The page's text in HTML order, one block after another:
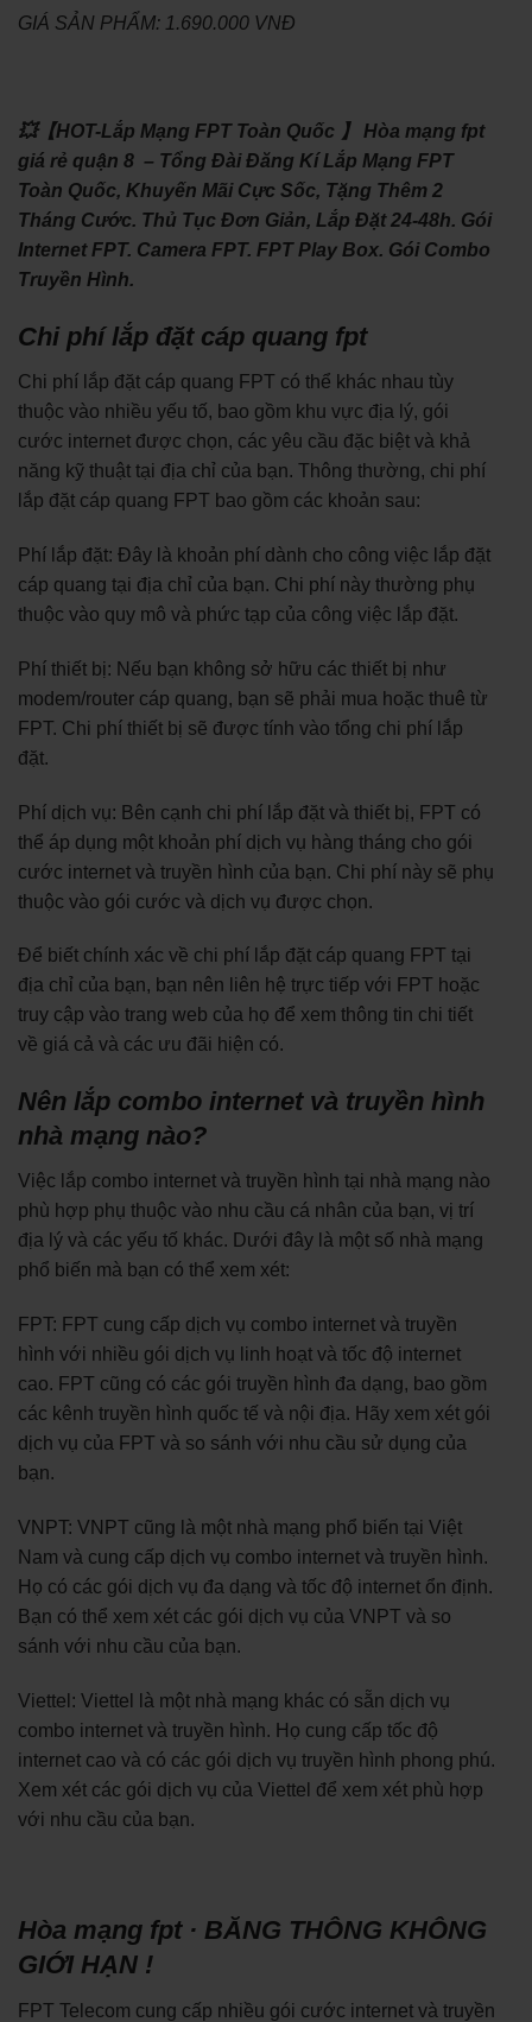
GIÁ SẢN PHẨM: 1.690.000 VNĐ
💥【HOT-Lắp Mạng FPT Toàn Quốc 】 Hòa mạng fpt
giá rẻ quận 8 – Tổng Đài Đăng Kí Lắp Mạng FPT
Toàn Quốc, Khuyến Mãi Cực Sốc, Tặng Thêm 2
Tháng Cước. Thủ Tục Đơn Giản, Lắp Đặt 24-48h. Gói
Internet FPT. Camera FPT. FPT Play Box. Gói Combo
Truyền Hình.
Chi phí lắp đặt cáp quang fpt
Chi phí lắp đặt cáp quang FPT có thể khác nhau tùy
thuộc vào nhiều yếu tố, bao gồm khu vực địa lý, gói
cước internet được chọn, các yêu cầu đặc biệt và khả
năng kỹ thuật tại địa chỉ của bạn. Thông thường, chi phí
lắp đặt cáp quang FPT bao gồm các khoản sau:
Phí lắp đặt: Đây là khoản phí dành cho công việc lắp đặt
cáp quang tại địa chỉ của bạn. Chi phí này thường phụ
thuộc vào quy mô và phức tạp của công việc lắp đặt.
Phí thiết bị: Nếu bạn không sở hữu các thiết bị như
modem/router cáp quang, bạn sẽ phải mua hoặc thuê từ
FPT. Chi phí thiết bị sẽ được tính vào tổng chi phí lắp
đặt.
Phí dịch vụ: Bên cạnh chi phí lắp đặt và thiết bị, FPT có
thể áp dụng một khoản phí dịch vụ hàng tháng cho gói
cước internet và truyền hình của bạn. Chi phí này sẽ phụ
thuộc vào gói cước và dịch vụ được chọn.
Để biết chính xác về chi phí lắp đặt cáp quang FPT tại
địa chỉ của bạn, bạn nên liên hệ trực tiếp với FPT hoặc
truy cập vào trang web của họ để xem thông tin chi tiết
về giá cả và các ưu đãi hiện có.
Nên lắp combo internet và truyền hình
nhà mạng nào?
Việc lắp combo internet và truyền hình tại nhà mạng nào
phù hợp phụ thuộc vào nhu cầu cá nhân của bạn, vị trí
địa lý và các yếu tố khác. Dưới đây là một số nhà mạng
phổ biến mà bạn có thể xem xét:
FPT: FPT cung cấp dịch vụ combo internet và truyền
hình với nhiều gói dịch vụ linh hoạt và tốc độ internet
cao. FPT cũng có các gói truyền hình đa dạng, bao gồm
các kênh truyền hình quốc tế và nội địa. Hãy xem xét gói
dịch vụ của FPT và so sánh với nhu cầu sử dụng của
bạn.
VNPT: VNPT cũng là một nhà mạng phổ biến tại Việt
Nam và cung cấp dịch vụ combo internet và truyền hình.
Họ có các gói dịch vụ đa dạng và tốc độ internet ổn định.
Bạn có thể xem xét các gói dịch vụ của VNPT và so
sánh với nhu cầu của bạn.
Viettel: Viettel là một nhà mạng khác có sẵn dịch vụ
combo internet và truyền hình. Họ cung cấp tốc độ
internet cao và có các gói dịch vụ truyền hình phong phú.
Xem xét các gói dịch vụ của Viettel để xem xét phù hợp
với nhu cầu của bạn.
Hòa mạng fpt · BĂNG THÔNG KHÔNG
GIỚI HẠN !
FPT Telecom cung cấp nhiều gói cước internet và truyền